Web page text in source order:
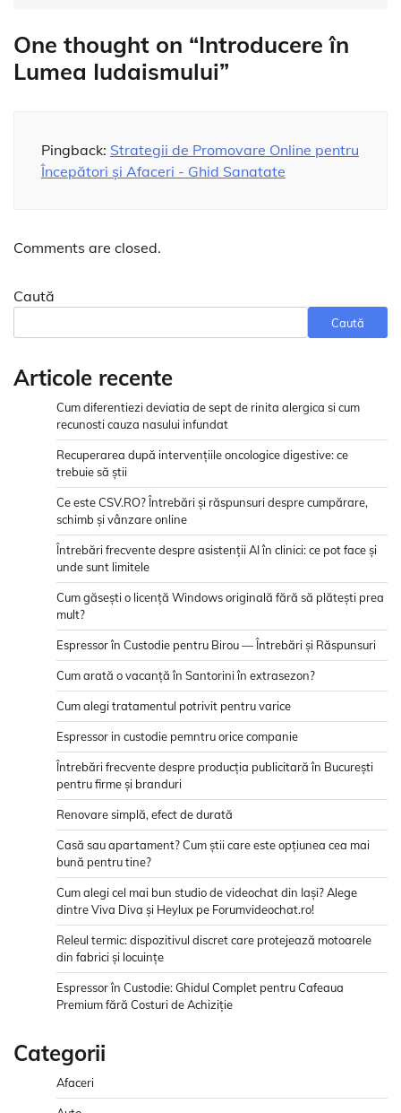
One thought on “Introducere în
Lumea Iudaismului”
Pingback: Strategii de Promovare Online pentru
Începători și Afaceri - Ghid Sanatate
Comments are closed.
Caută
Caută
Articole recente
Cum diferentiezi deviatia de sept de rinita alergica si cum
recunosti cauza nasului infundat
Recuperarea după intervențiile oncologice digestive: ce
trebuie să știi
Ce este CSV.RO? Întrebări și răspunsuri despre cumpărare,
schimb și vânzare online
Întrebări frecvente despre asistenții AI în clinici: ce pot face și
unde sunt limitele
Cum găsești o licență Windows originală fără să plătești prea
mult?
Espressor în Custodie pentru Birou — Întrebări și Răspunsuri
Cum arată o vacanță în Santorini în extrasezon?
Cum alegi tratamentul potrivit pentru varice
Espressor in custodie pemntru orice companie
Întrebări frecvente despre producția publicitară în București
pentru firme și branduri
Renovare simplă, efect de durată
Casă sau apartament? Cum știi care este opțiunea cea mai
bună pentru tine?
Cum alegi cel mai bun studio de videochat din Iași? Alege
dintre Viva Diva și Heylux pe Forumvideochat.ro!
Releul termic: dispozitivul discret care protejează motoarele
din fabrici și locuințe
Espressor în Custodie: Ghidul Complet pentru Cafeaua
Premium fără Costuri de Achiziție
Categorii
Afaceri